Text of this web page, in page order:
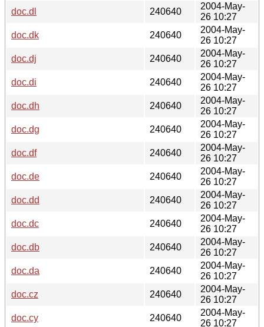
doc.dl
240640
2004-May-
26 10:27
doc.dk
240640
2004-May-
26 10:27
doc.dj
240640
2004-May-
26 10:27
doc.di
240640
2004-May-
26 10:27
doc.dh
240640
2004-May-
26 10:27
doc.dg
240640
2004-May-
26 10:27
doc.df
240640
2004-May-
26 10:27
doc.de
240640
2004-May-
26 10:27
doc.dd
240640
2004-May-
26 10:27
doc.dc
240640
2004-May-
26 10:27
doc.db
240640
2004-May-
26 10:27
doc.da
240640
2004-May-
26 10:27
doc.cz
240640
2004-May-
26 10:27
doc.cy
240640
2004-May-
26 10:27